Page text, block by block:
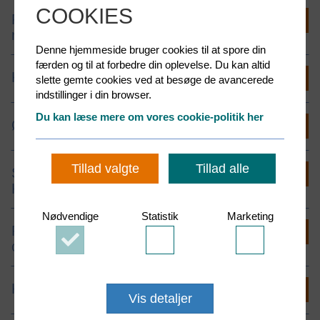
COOKIES
Denne hjemmeside bruger cookies til at spore din
færden og til at forbedre din oplevelse. Du kan altid
slette gemte cookies ved at besøge de avancerede
indstillinger i din browser.
Du kan læse mere om vores cookie-politik her
Tillad valgte Tillad alle
Nødvendige
Accepter
Nødvendige
Statistik
Accepter
Marketing
Accepter
Vis detaljer
Favrskov Spildevands foreløbige
rammer for anlægget
Kriterier til placering
Økonomi
Samarbejde mellem Favrskov
Kommune og Favrskov Spildevand
Risici ved manglende placering af nyt
centralrenseanlæg
Konklusion på anmodning